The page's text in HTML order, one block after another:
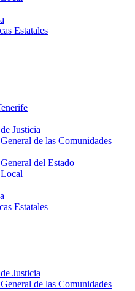
Estatales
Justicia
de las Comunidades
del Estado
Estatales
Justicia
de las Comunidades